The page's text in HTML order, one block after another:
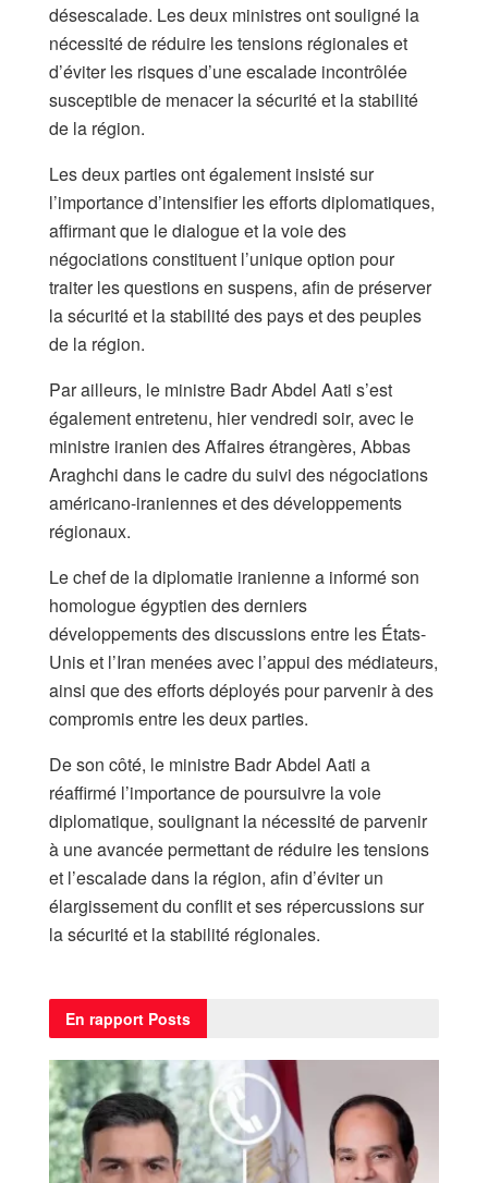
désescalade. Les deux ministres ont souligné la
nécessité de réduire les tensions régionales et
d’éviter les risques d’une escalade incontrôlée
susceptible de menacer la sécurité et la stabilité
de la région.
Les deux parties ont également insisté sur
l’importance d’intensifier les efforts diplomatiques,
affirmant que le dialogue et la voie des
négociations constituent l’unique option pour
traiter les questions en suspens, afin de préserver
la sécurité et la stabilité des pays et des peuples
de la région.
Par ailleurs, le ministre Badr Abdel Aati s’est
également entretenu, hier vendredi soir, avec le
ministre iranien des Affaires étrangères, Abbas
Araghchi dans le cadre du suivi des négociations
américano-iraniennes et des développements
régionaux.
Le chef de la diplomatie iranienne a informé son
homologue égyptien des derniers
développements des discussions entre les États-
Unis et l’Iran menées avec l’appui des médiateurs,
ainsi que des efforts déployés pour parvenir à des
compromis entre les deux parties.
De son côté, le ministre Badr Abdel Aati a
réaffirmé l’importance de poursuivre la voie
diplomatique, soulignant la nécessité de parvenir
à une avancée permettant de réduire les tensions
et l’escalade dans la région, afin d’éviter un
élargissement du conflit et ses répercussions sur
la sécurité et la stabilité régionales.
En rapport Posts